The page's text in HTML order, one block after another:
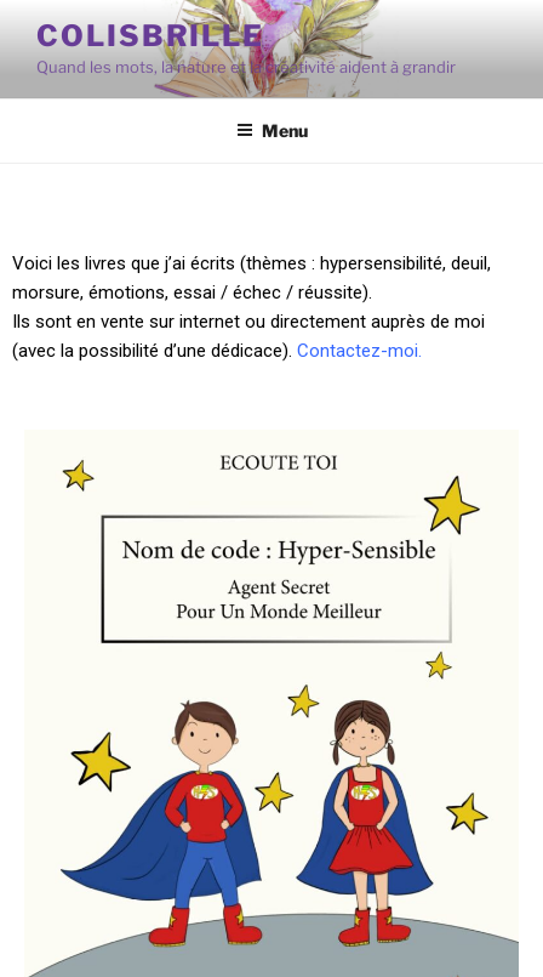
COLISBRILLE
Quand les mots, la nature et la créativité aident à grandir
Menu
Voici les livres que j’ai écrits (thèmes : hypersensibilité, deuil,
morsure, émotions, essai / échec / réussite).
Ils sont en vente sur internet ou directement auprès de moi
(avec la possibilité d’une dédicace). Contactez-moi.